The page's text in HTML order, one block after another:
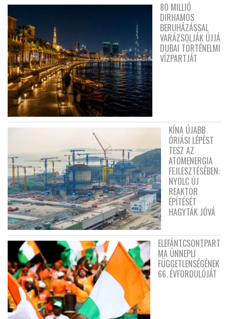
80 MILLIÓ
DIRHAMOS
BERUHÁZÁSSAL
VARÁZSOLJÁK ÚJJÁ
DUBAI TÖRTÉNELMI
VÍZPARTJÁT
KÍNA ÚJABB
ÓRIÁSI LÉPÉST
TESZ AZ
ATOMENERGIA
FEJLESZTÉSÉBEN:
NYOLC ÚJ
REAKTOR
ÉPÍTÉSÉT
HAGYTÁK JÓVÁ
ELEFÁNTCSONTPART
MA ÜNNEPLI
FÜGGETLENSÉGÉNEK
66. ÉVFORDULÓJÁT